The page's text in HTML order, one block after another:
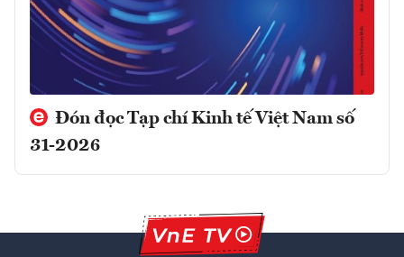
Đón đọc Tạp chí Kinh tế Việt Nam số
31-2026